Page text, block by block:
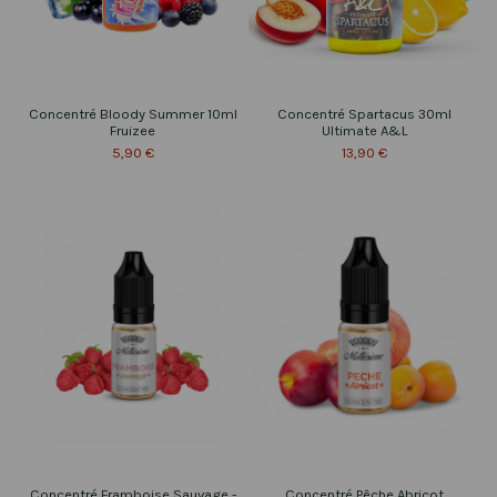
Concentré Bloody Summer 10ml
Fruizee
5,90 €
Concentré Spartacus 30ml
Ultimate A&L
13,90 €